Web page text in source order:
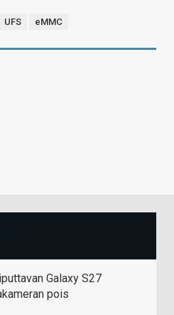
UFS eMMC
Galaxy S27
pois